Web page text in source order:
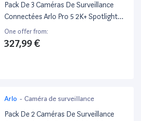
Pack De 3 Caméras De Surveillance
Connectées Arlo Pro 5 2K+ Spotlight
Intérieure-Extérieure Blanc
One offer from:
327,99 €
Arlo - Caméra de surveillance
Pack De 2 Caméras De Surveillance